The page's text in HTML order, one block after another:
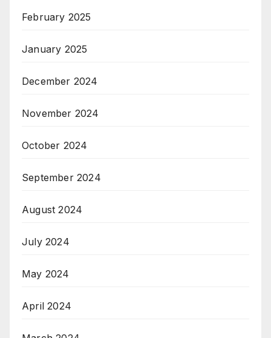
February 2025
January 2025
December 2024
November 2024
October 2024
September 2024
August 2024
July 2024
May 2024
April 2024